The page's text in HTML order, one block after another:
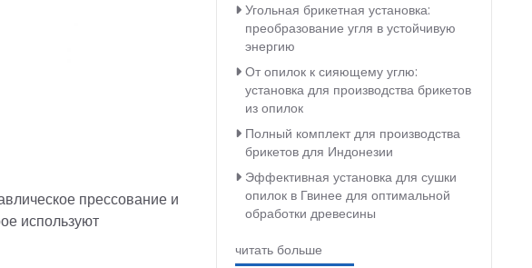
прессование и
используют
Угольная брикетная установка:
преобразование угля в устойчивую
энергию
От опилок к сияющему углю:
установка для производства брикетов
из опилок
Полный комплект для производства
брикетов для Индонезии
Эффективная установка для сушки
опилок в Гвинее для оптимальной
обработки древесины
читать больше